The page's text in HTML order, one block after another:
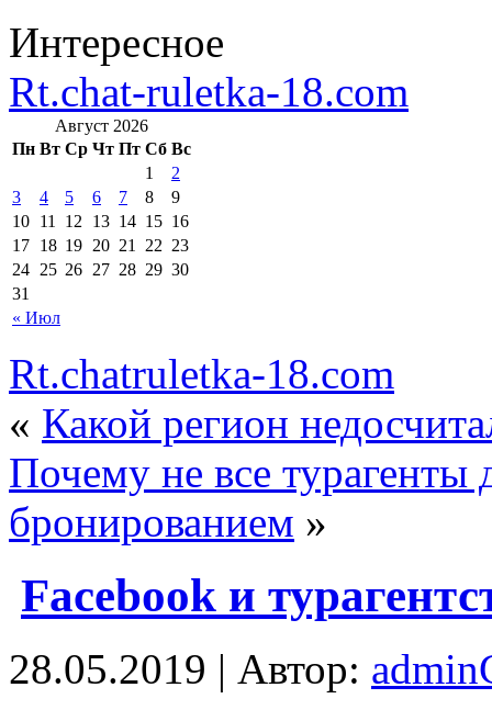
Интересное
Rt.chat-ruletka-18.com
Август 2026
Пн Вт Ср Чт Пт Сб Вс
« Июл
1
2
3
4 5 6 7 8
9
10 11 12 13 14 15 16
17 18 19 20 21 22 23
24 25 26 27 28 29 30
31
Rt.chatruletka-18.com
« Какой регион
Почему не все
бронированием »
Facebook и
28.05.2019 | Автор: